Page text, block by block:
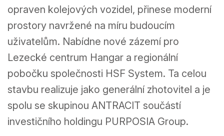
centrum i
kanceláře
opraven kolejových vozidel, přinese moderní
prostory navržené na míru budoucím
uživatelům. Nabídne nové zázemí pro
Lezecké centrum Hangar a regionální
pobočku společnosti HSF System. Ta celou
stavbu realizuje jako generální zhotovitel a je
spolu se skupinou ANTRACIT součástí
investičního holdingu PURPOSIA Group.